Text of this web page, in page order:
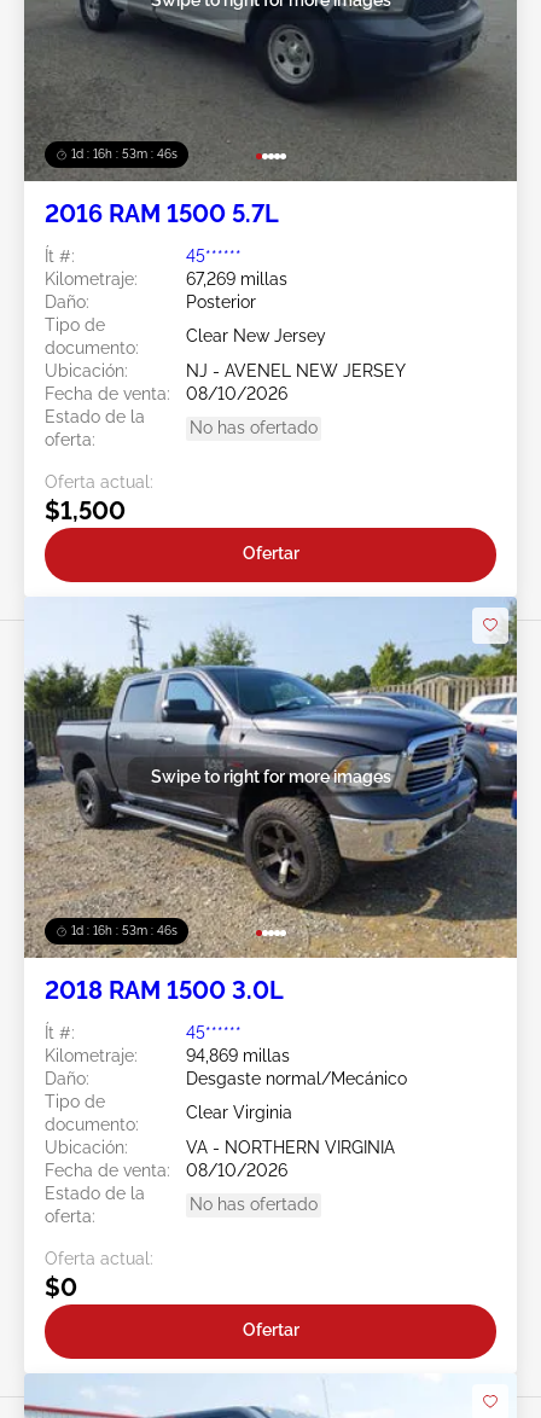
1d : 16h : 53m : 44s
2016 RAM 1500 5.7L
Ít #:
45******
Kilometraje:
67,269 millas
Daño:
Posterior
Tipo de
documento:
Clear New Jersey
Ubicación:
NJ - AVENEL NEW JERSEY
Fecha de venta:
08/10/2026
Estado de la
oferta:
No has ofertado
Oferta actual:
$1,500
Ofertar
1d : 16h : 53m : 44s
Swipe to right for more images
2018 RAM 1500 3.0L
Ít #:
45******
Kilometraje:
94,869 millas
Daño:
Desgaste normal/Mecánico
Tipo de
documento:
Clear Virginia
Ubicación:
VA - NORTHERN VIRGINIA
Fecha de venta:
08/10/2026
Estado de la
oferta:
No has ofertado
Oferta actual:
$0
Ofertar